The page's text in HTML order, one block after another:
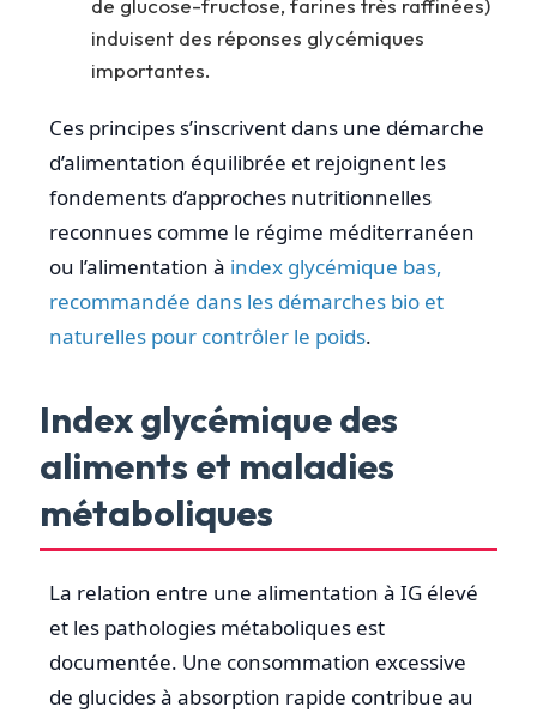
de glucose-fructose, farines très raffinées)
induisent des réponses glycémiques
importantes.
Ces principes s’inscrivent dans une démarche
d’alimentation équilibrée et rejoignent les
fondements d’approches nutritionnelles
reconnues comme le régime méditerranéen
ou l’alimentation à index glycémique bas,
recommandée dans les démarches bio et
naturelles pour contrôler le poids.
Index glycémique des
aliments et maladies
métaboliques
La relation entre une alimentation à IG élevé
et les pathologies métaboliques est
documentée. Une consommation excessive
de glucides à absorption rapide contribue au